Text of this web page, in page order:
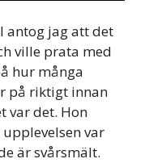
antog jag att det
ville prata med
hur många
på riktigt innan
var det. Hon
var
är svårsmält.